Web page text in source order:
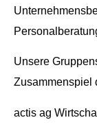
Unsere
Zusammenspiel
actis ag